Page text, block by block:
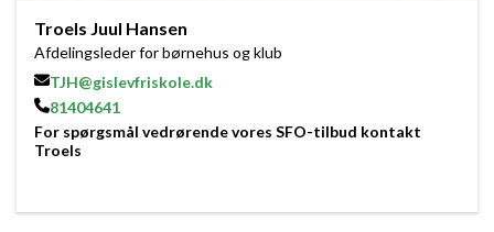
Troels Juul Hansen
Afdelingsleder for børnehus og klub
TJH@gislevfriskole.dk
81404641
For spørgsmål vedrørende vores SFO-tilbud kontakt
Troels